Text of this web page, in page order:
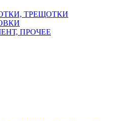
ТРЕЩОТКИ
ПРОЧЕЕ